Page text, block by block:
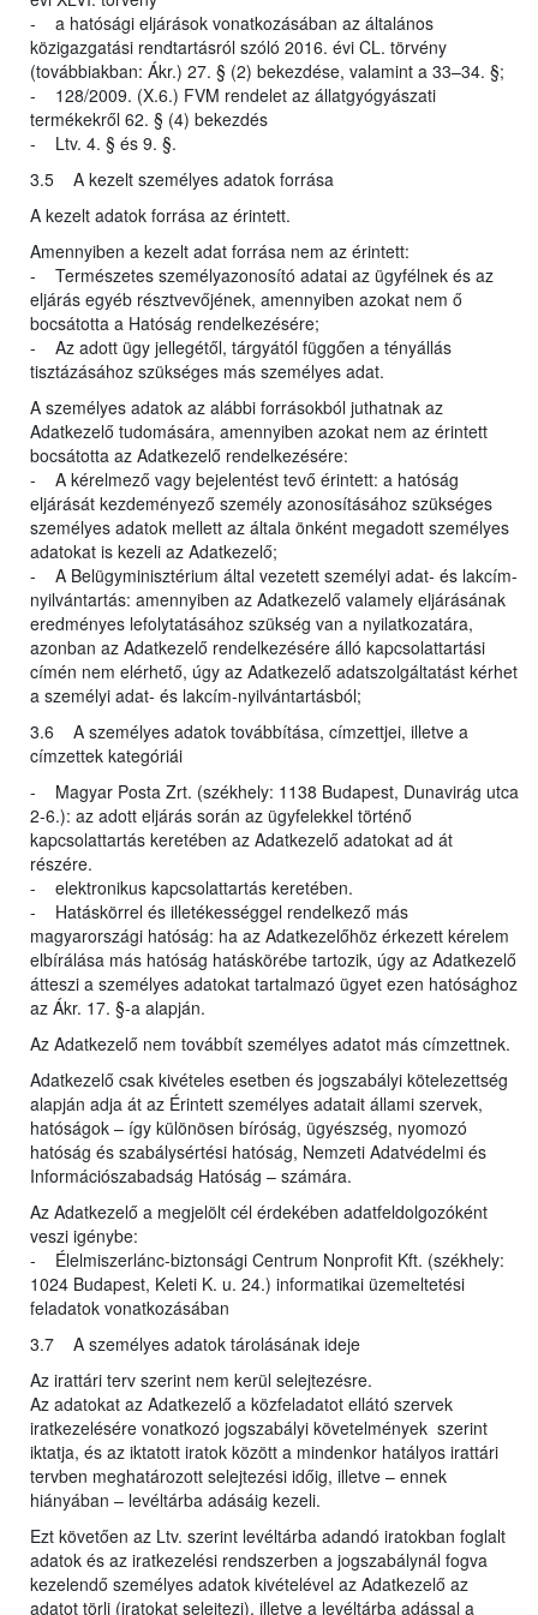
- a hatósági eljárások vonatkozásában az általános
közigazgatási rendtartásról szóló 2016. évi CL. törvény
(továbbiakban: Ákr.) 27. § (2) bekezdése, valamint a 33–34. §;
- 128/2009. (X.6.) FVM rendelet az állatgyógyászati
termékekről 62. § (4) bekezdés
- Ltv. 4. § és 9. §.
3.5 A kezelt személyes adatok forrása
A kezelt adatok forrása az érintett.
Amennyiben a kezelt adat forrása nem az érintett:
- Természetes személyazonosító adatai az ügyfélnek és az
eljárás egyéb résztvevőjének, amennyiben azokat nem ő
bocsátotta a Hatóság rendelkezésére;
- Az adott ügy jellegétől, tárgyától függően a tényállás
tisztázásához szükséges más személyes adat.
A személyes adatok az alábbi forrásokból juthatnak az
Adatkezelő tudomására, amennyiben azokat nem az érintett
bocsátotta az Adatkezelő rendelkezésére:
- A kérelmező vagy bejelentést tevő érintett: a hatóság
eljárását kezdeményező személy azonosításához szükséges
személyes adatok mellett az általa önként megadott személyes
adatokat is kezeli az Adatkezelő;
- A Belügyminisztérium által vezetett személyi adat- és lakcím-
nyilvántartás: amennyiben az Adatkezelő valamely eljárásának
eredményes lefolytatásához szükség van a nyilatkozatára,
azonban az Adatkezelő rendelkezésére álló kapcsolattartási
címén nem elérhető, úgy az Adatkezelő adatszolgáltatást kérhet
a személyi adat- és lakcím-nyilvántartásból;
3.6 A személyes adatok továbbítása, címzettjei, illetve a
címzettek kategóriái
- Magyar Posta Zrt. (székhely: 1138 Budapest, Dunavirág utca
2-6.): az adott eljárás során az ügyfelekkel történő
kapcsolattartás keretében az Adatkezelő adatokat ad át
részére.
- elektronikus kapcsolattartás keretében.
- Hatáskörrel és illetékességgel rendelkező más
magyarországi hatóság: ha az Adatkezelőhöz érkezett kérelem
elbírálása más hatóság hatáskörébe tartozik, úgy az Adatkezelő
átteszi a személyes adatokat tartalmazó ügyet ezen hatósághoz
az Ákr. 17. §-a alapján.
Az Adatkezelő nem továbbít személyes adatot más címzettnek.
Adatkezelő csak kivételes esetben és jogszabályi kötelezettség
alapján adja át az Érintett személyes adatait állami szervek,
hatóságok – így különösen bíróság, ügyészség, nyomozó
hatóság és szabálysértési hatóság, Nemzeti Adatvédelmi és
Információszabadság Hatóság – számára.
Az Adatkezelő a megjelölt cél érdekében adatfeldolgozóként
veszi igénybe:
- Élelmiszerlánc-biztonsági Centrum Nonprofit Kft. (székhely:
1024 Budapest, Keleti K. u. 24.) informatikai üzemeltetési
feladatok vonatkozásában
3.7 A személyes adatok tárolásának ideje
Az irattári terv szerint nem kerül selejtezésre.
Az adatokat az Adatkezelő a közfeladatot ellátó szervek
iratkezelésére vonatkozó jogszabályi követelmények szerint
iktatja, és az iktatott iratok között a mindenkor hatályos irattári
tervben meghatározott selejtezési időig, illetve – ennek
hiányában – levéltárba adásáig kezeli.
Ezt követően az Ltv. szerint levéltárba adandó iratokban foglalt
adatok és az iratkezelési rendszerben a jogszabálynál fogva
kezelendő személyes adatok kivételével az Adatkezelő az
adatot törli (iratokat selejtezi), illetve a levéltárba adással a